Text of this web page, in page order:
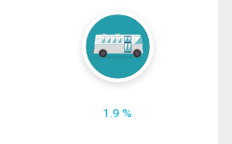
1.9 %